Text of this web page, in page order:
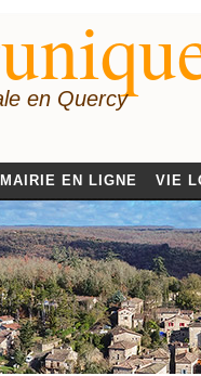
en Quercy
MAIRIE EN LIGNE VIE